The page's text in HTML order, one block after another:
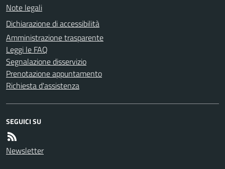
Note legali
Dichiarazione di accessibilità
Amministrazione trasparente
Leggi le FAQ
Segnalazione disservizio
Prenotazione appuntamento
Richiesta d'assistenza
SEGUICI SU
Newsletter